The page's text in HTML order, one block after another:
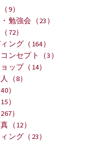
9）
勉強会（23）
72）
ング（164）
ンセプト（3）
ップ（14）
（8）
）
）
）
（12）
ング（23）